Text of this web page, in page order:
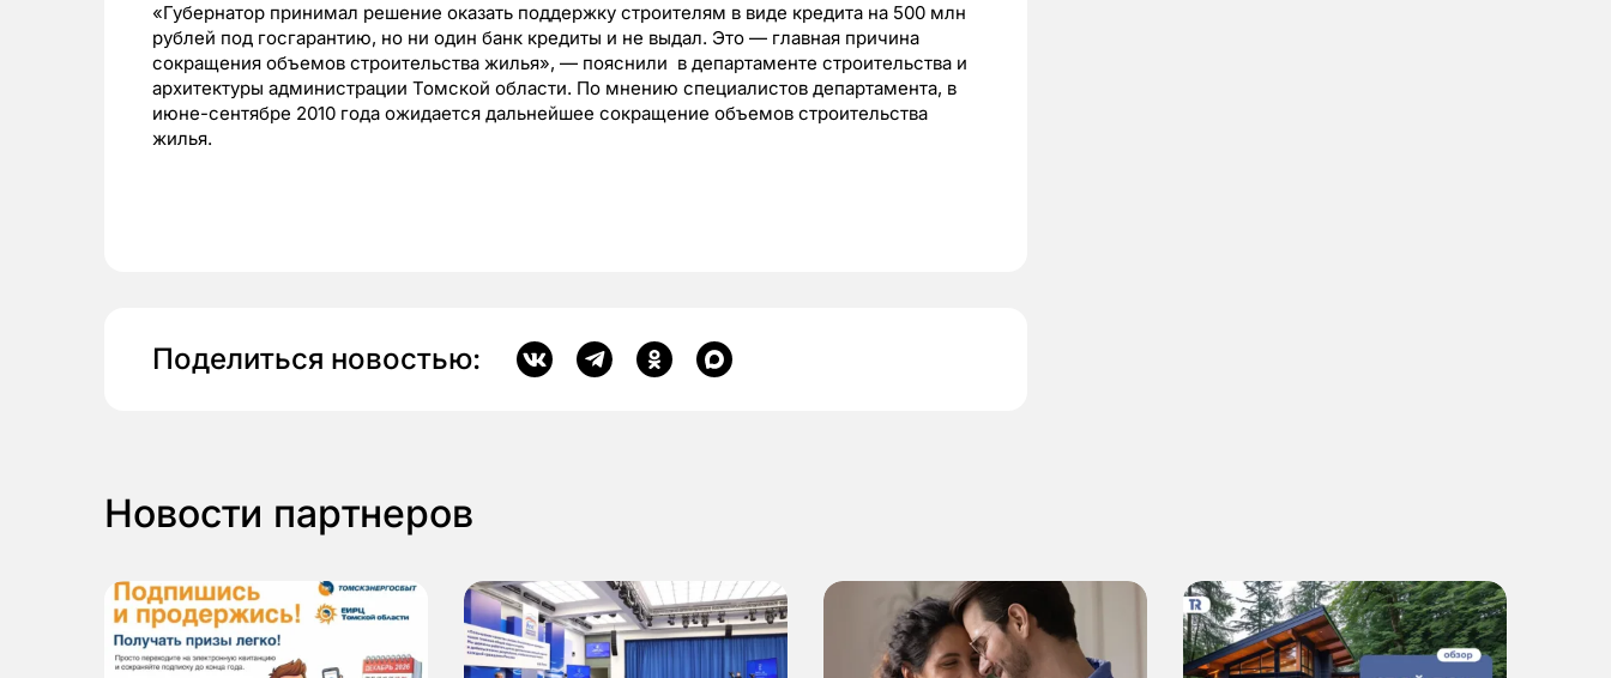
«Губернатор принимал решение оказать поддержку строителям в виде кредита на 500 млн
рублей под госгарантию, но ни один банк кредиты и не выдал. Это — главная причина
сокращения объемов строительства жилья», — пояснили в департаменте строительства и
архитектуры администрации Томской области. По мнению специалистов департамента, в
июне-сентябре 2010 года ожидается дальнейшее сокращение объемов строительства
жилья.
Поделиться новостью:
Новости партнеров